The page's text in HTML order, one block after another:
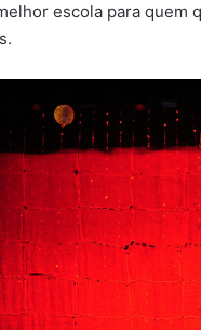
escola para quem